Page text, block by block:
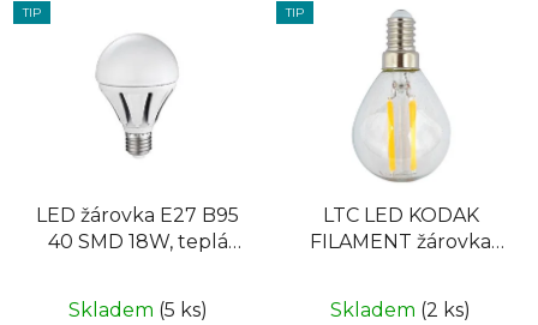
TIP
LED žárovka E27 B95
40 SMD 18W, teplá
Skladem (5 ks)
TIP
LTC LED KODAK
FILAMENT žárovka
Skladem (2 ks)